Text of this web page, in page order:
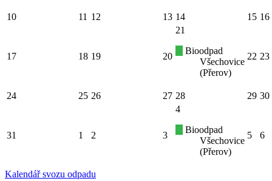
10 11 12 13 14 15 16
17 18 19 20
21
Bioodpad
Všechovice
(Přerov)
22 23
24 25 26 27 28 29 30
31 1 2 3
4
Bioodpad
Všechovice
(Přerov)
5 6
Kalendář svozu odpadu